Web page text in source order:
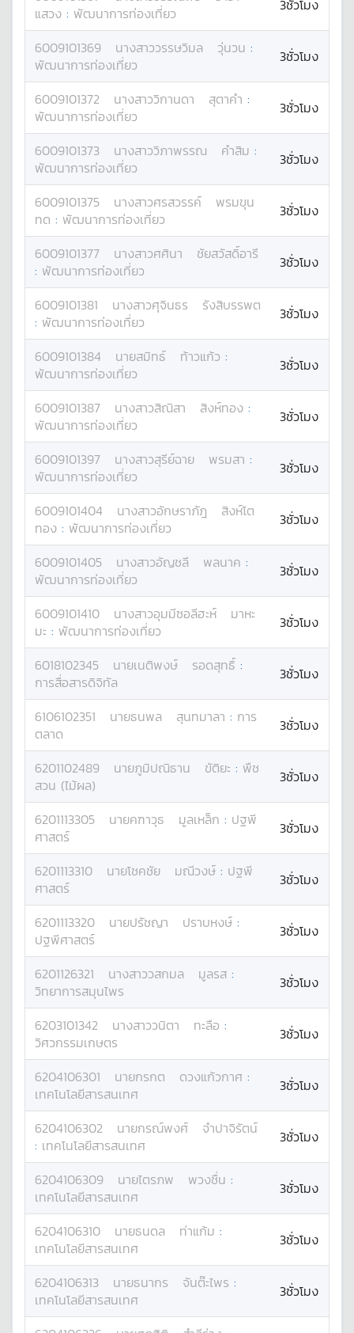
แสวง : พัฒนาการท่องเที่ยว 3ชั่วโมง
6009101369 นางสาววรรษวิมล วุ่นวน :
พัฒนาการท่องเที่ยว
3ชั่วโมง
6009101372 นางสาววิกานดา สุตาคำ :
พัฒนาการท่องเที่ยว
3ชั่วโมง
6009101373 นางสาววิภาพรรณ คำสิม :
พัฒนาการท่องเที่ยว
3ชั่วโมง
6009101375 นางสาวศรสวรรค์
พรมขุน
ทด : พัฒนาการท่องเที่ยว 3ชั่วโมง
6009101377 นางสาวศศินา
ชัยสวัสดิ์อารี
: พัฒนาการท่องเที่ยว 3ชั่วโมง
6009101381 นางสาวศุจินธร
รังสิบรรพต
: พัฒนาการท่องเที่ยว 3ชั่วโมง
6009101384 นายสมิทธ์ ท้าวแก้ว :
พัฒนาการท่องเที่ยว
3ชั่วโมง
6009101387 นางสาวสิณิสา สิงห์ทอง :
พัฒนาการท่องเที่ยว
3ชั่วโมง
6009101397 นางสาวสุรีย์ฉาย พรมสา :
พัฒนาการท่องเที่ยว
3ชั่วโมง
6009101404 นางสาวอักษราภัฎ
สิงห์โต
ทอง : พัฒนาการท่องเที่ยว 3ชั่วโมง
6009101405 นางสาวอัญชลี พลนาค :
พัฒนาการท่องเที่ยว
3ชั่วโมง
6009101410 นางสาวอุมมีซอลีฮะห์
มาหะ
มะ : พัฒนาการท่องเที่ยว 3ชั่วโมง
6018102345 นายเนติพงษ์ รอดสุทธิ์ :
การสื่อสารดิจิทัล
3ชั่วโมง
6106102351 นายธนพล สุนทมาลา : การ
ตลาด
3ชั่วโมง
6201102489 นายภูมิปณิธาน ขัติยะ : พืช
สวน (ไม้ผล)
3ชั่วโมง
6201113305 นายคฑาวุธ มูลเหล็ก : ปฐพี
ศาสตร์
3ชั่วโมง
6201113310 นายโชคชัย มณีวงษ์ : ปฐพี
ศาสตร์
3ชั่วโมง
6201113320 นายปรัชญา ปราบหงษ์ :
ปฐพีศาสตร์
3ชั่วโมง
6201126321 นางสาววสกมล มูลรส :
วิทยาการสมุนไพร
3ชั่วโมง
6203101342 นางสาววนิตา ทะลือ :
วิศวกรรมเกษตร
3ชั่วโมง
6204106301 นายกรกต ดวงแก้วกาศ :
เทคโนโลยีสารสนเทศ
3ชั่วโมง
6204106302 นายกรณ์พงศ์
จำปาจิรัตน์
: เทคโนโลยีสารสนเทศ 3ชั่วโมง
6204106309 นายไตรภพ พวงชื่น :
เทคโนโลยีสารสนเทศ
3ชั่วโมง
6204106310 นายธนดล ท่าแก้ม :
เทคโนโลยีสารสนเทศ
3ชั่วโมง
6204106313 นายธนากร จันต๊ะไพร :
เทคโนโลยีสารสนเทศ
3ชั่วโมง